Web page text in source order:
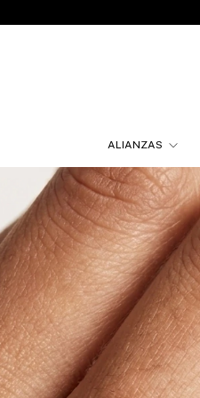
ALIANZAS